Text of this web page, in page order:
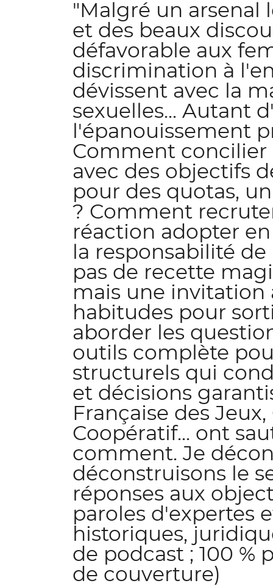
"Malgré un arsenal
et des beaux
défavorable aux
discrimination à
dévissent avec la
sexuelles... Autant
l'épanouissement
Comment concilier
avec des objectifs
pour des quotas,
? Comment
réaction adopter
la responsabilité
pas de recette
mais une invitation
habitudes pour
aborder les
outils complète
structurels qui
et décisions
Française des
Coopératif... ont
comment. Je
déconstruisons le
réponses aux
paroles d'expertes
historiques,
de podcast ; 100 %
de couverture)